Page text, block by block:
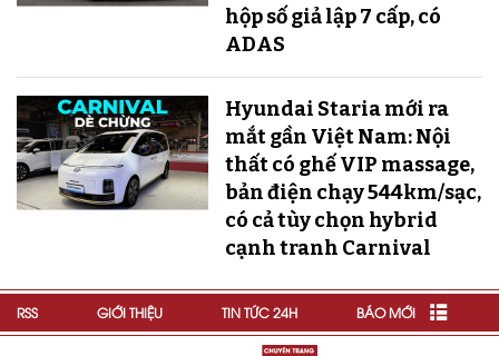
hộp số giả lập 7 cấp, có
ADAS
Hyundai Staria mới ra
mắt gần Việt Nam: Nội
thất có ghế VIP massage,
bản điện chạy 544km/sạc,
có cả tùy chọn hybrid
cạnh tranh Carnival
RSS GIỚI THIỆU TIN TỨC 24H BÁO MỚI